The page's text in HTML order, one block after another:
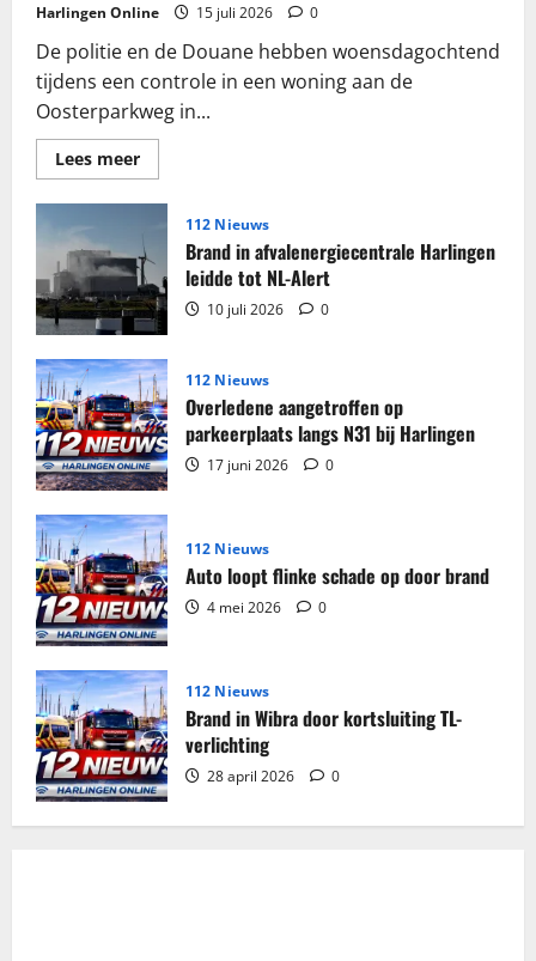
Harlingen Online 15 juli 2026 0
De politie en de Douane hebben woensdagochtend
tijdens een controle in een woning aan de
Oosterparkweg in...
Lees meerLees
meer
Grote
sigaretten
en
tabak
in
beslag
genomen
in
woning
Harlingen
112 Nieuws
Brand in afvalenergiecentrale Harlingen
leidde tot NL-Alert
10 juli 2026 0
112 Nieuws
Overledene aangetroffen op
parkeerplaats langs N31 bij Harlingen
17 juni 2026 0
112 Nieuws
Auto loopt flinke schade op door brand
4 mei 2026 0
112 Nieuws
Brand in Wibra door kortsluiting TL-
verlichting
28 april 2026 0